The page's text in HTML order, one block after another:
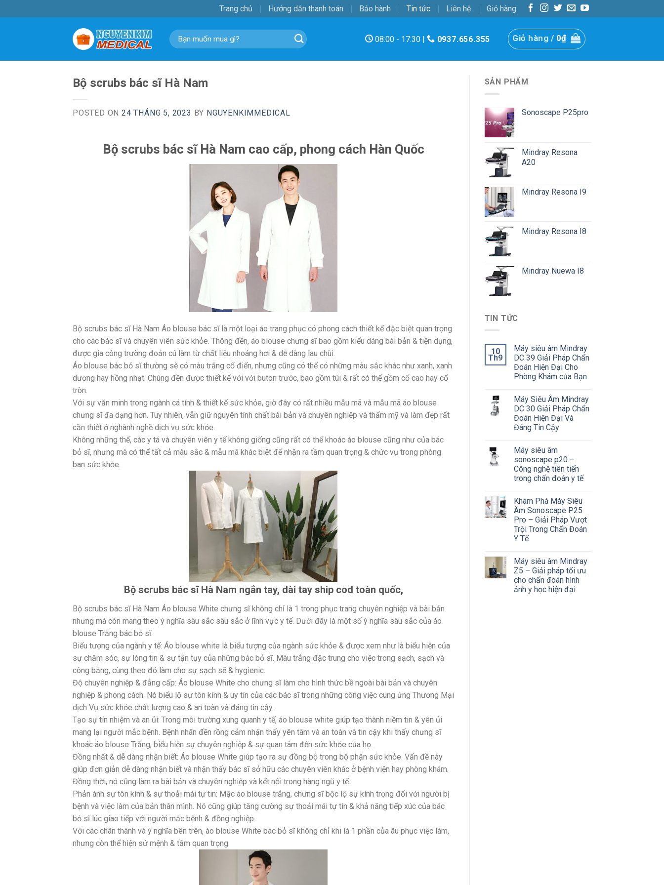
to
Trang chủ Hướng dẫn thanh toán Bảo hành Tin tức Liên hệ Giỏ hàng
Tìm
kiếm:
08:00 - 17:30 | 0937.656.355 Giỏ hàng / 0₫
Bộ scrubs bác sĩ Hà Nam
POSTED ON24 THÁNG 5, 2023 BY NGUYENKIMMEDICAL
Bộ scrubs bác sĩ Hà Nam cao cấp, phong cách Hàn Quốc
Bộ scrubs bác sĩ Hà Nam Áo blouse bác sĩ là một loại áo trang phục có phong cách thiết kế đặc biệt quan trọng
cho các bác sĩ và chuyên viên sức khỏe. Thông đền, áo blouse chưng sĩ bao gồm kiểu dáng bài bản & tiện dụng,
được gia công trường đoản cú làm từ chất liệu nhoáng hơi & dễ dàng lau chùi.
Áo blouse bác bỏ sĩ thường sẽ có màu trắng cổ điển, nhưng cũng có thể có những màu sắc khác như xanh, xanh
dương hay hồng nhạt. Chúng đền được thiết kế với với buton trước, bao gồm túi & rất có thể gồm cổ cao hay cổ
tròn.
Với sự văn minh trong ngành cá tính & thiết kế sức khỏe, giờ đây có rất nhiều mẫu mã và mẫu mã áo blouse
chưng sĩ đa dạng hơn. Tuy nhiên, vẫn giữ nguyên tính chất bài bản và chuyên nghiệp và thẩm mỹ và làm đẹp rất
cần thiết ở nghành nghề dịch vụ sức khỏe.
Không những thế, các y tá và chuyên viên y tế không giống cũng rất có thể khoác áo blouse cũng như của bác
bỏ sĩ, nhưng mà có thể tất cả màu sắc & mẫu mã khác biệt để nhận ra tầm quan trọng & chức vụ trong phòng
ban sức khỏe.
Bộ scrubs bác sĩ Hà Nam ngắn tay, dài tay ship cod toàn quốc,
Bộ scrubs bác sĩ Hà Nam Áo blouse White chưng sĩ không chỉ là 1 trong phục trang chuyên nghiệp và bài bản
nhưng mà còn mang theo ý nghĩa sâu sắc sâu sắc ở lĩnh vực y tế. Dưới đây là một số ý nghĩa sâu sắc của áo
blouse Trắng bác bỏ sĩ:
Biểu tượng của ngành y tế: Áo blouse white là biểu tượng của ngành sức khỏe & được xem như là biểu hiện của
sự chăm sóc, sự lòng tin & sự tận tụy của những bác bỏ sĩ. Màu trắng đặc trung cho việc trong sạch, sạch và
công bằng, cùng theo đó làm cho sự sạch sẽ & hygienic.
Độ chuyên nghiệp & đẳng cấp: Áo blouse White cho chưng sĩ làm cho hình thức bề ngoài bài bản và chuyên
nghiệp & phong cách. Nó biểu lộ sự tôn kính & uy tín của các bác sĩ trong những công việc cung ứng Thương Mại
dịch Vụ sức khỏe chất lượng cao & an toàn và đáng tin cậy.
Tạo sự tín nhiệm và an ủi: Trong môi trường xung quanh y tế, áo blouse white giúp tạo thành niềm tin & yên ủi
mang lại người mắc bệnh. Bệnh nhân đền rồng cảm nhận thấy yên tâm và an toàn và tin cậy khi thấy chưng sĩ
khoác áo blouse Trắng, biểu hiện sự chuyên nghiệp & sự quan tâm đến sức khỏe của họ.
Đồng nhất & dễ dàng nhận biết: Áo blouse White giúp tạo ra sự đồng bộ trong bộ phận sức khỏe. Vấn đề này
giúp đơn giản dễ dàng nhận biết và nhận thấy bác sĩ sở hữu các chuyên viên khác ở bệnh viện hay phòng khám.
Đồng thời, nó cũng làm ra bài bản và chuyên nghiệp và kết nối trong hàng ngũ y tế.
Phản ánh sự tôn kính & sự thoải mái tự tin: Mặc áo blouse trắng, chưng sĩ bộc lộ sự kính trọng đối với người bị
bệnh và việc làm của bản thân mình. Nó cũng giúp tăng cường sự thoải mái tự tin & khả năng tiếp xúc của bác
bỏ sĩ lúc giao tiếp với người mắc bệnh & đồng nghiệp.
Với các chân thành và ý nghĩa bên trên, áo blouse White bác bỏ sĩ không chỉ khi là 1 phần của âu phục việc làm,
nhưng còn thể hiện sứ mệnh & tầm quan trọng
SẢN PHẨM
Sonoscape P25pro
Mindray Resona
A20
Mindray Resona I9
Mindray Resona I8
Mindray Nuewa I8
TIN TỨC
10
Th9
Máy siêu âm Mindray
DC 39 Giải Pháp Chẩn
Đoán Hiện Đại Cho
Phòng Khám của Bạn
Máy Siêu Âm Mindray
DC 30 Giải Pháp Chẩn
Đoán Hiện Đại Và
Đáng Tin Cậy
Máy siêu âm
sonoscape p20 –
Công nghệ tiên tiến
trong chẩn đoán y tế
Khám Phá Máy Siêu
Âm Sonoscape P25
Pro – Giải Pháp Vượt
Trội Trong Chẩn Đoán
Y Tế
Máy siêu âm Mindray
Z5 – Giải pháp tối ưu
cho chẩn đoán hình
ảnh y học hiện đại